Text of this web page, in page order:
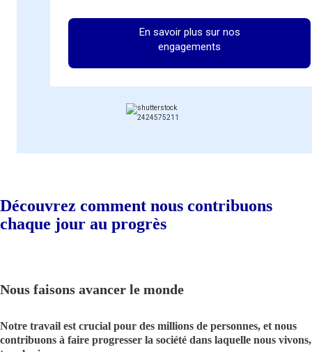
En savoir plus sur nos
engagements
Découvrez comment nous contribuons
chaque jour au progrès
Nous faisons avancer le monde
Notre travail est crucial pour des millions de personnes, et nous
contribuons à faire progresser la société dans laquelle nous vivons,